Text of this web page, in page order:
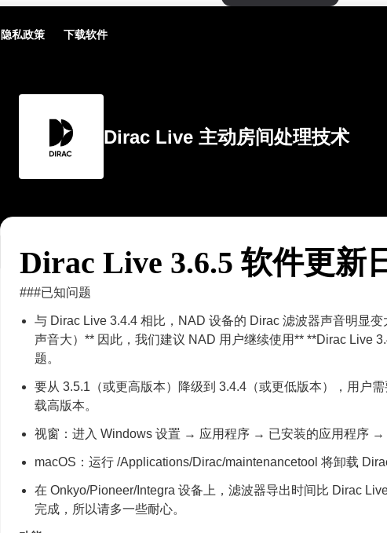
隐私政策 下载软件
Dirac Live 主动房间处理技术
Dirac Live 3.6.5 软件更新
###已知问题
与 Dirac Live 3.4.4 相比，NAD 设备的 Dirac 滤波器声音明显
声音大）** 因此，我们建议 NAD 用户继续使用** **Dirac Live
题。
要从 3.5.1（或更高版本）降级到 3.4.4（或更低版本），用户
载高版本。
视窗：进入 Windows 设置 → 应用程序 → 已安装的应用程序
macOS：运行 /Applications/Dirac/maintenancetool 将卸载
在 Onkyo/Pioneer/Integra 设备上，滤波器导出时间比 Dirac
完成，所以请多一些耐心。